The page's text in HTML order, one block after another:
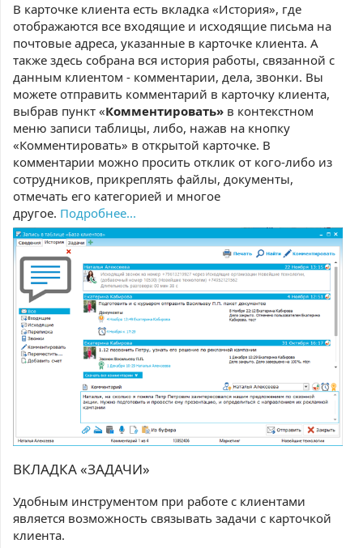
В карточке клиента есть вкладка «История», где
отображаются все входящие и исходящие письма на
почтовые адреса, указанные в карточке клиента. А
также здесь собрана вся история работы, связанной с
данным клиентом - комментарии, дела, звонки. Вы
можете отправить комментарий в карточку клиента,
выбрав пункт «Комментировать» в контекстном
меню записи таблицы, либо, нажав на кнопку
«Комментировать» в открытой карточке. В
комментарии можно просить отклик от кого-либо из
сотрудников, прикреплять файлы, документы,
отмечать его категорией и многое
другое. Подробнее...
ВКЛАДКА «ЗАДАЧИ»
Удобным инструментом при работе с клиентами
является возможность связывать задачи с карточкой
клиента.